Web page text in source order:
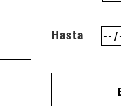
Hasta